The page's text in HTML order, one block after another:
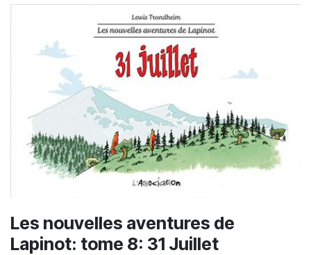
Les nouvelles aventures de
Lapinot: tome 8: 31 Juillet